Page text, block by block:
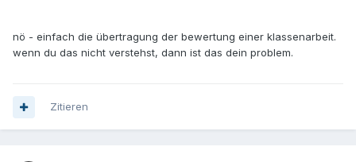
nö - einfach die übertragung der bewertung einer klassenarbeit.
wenn du das nicht verstehst, dann ist das dein problem.
Zitieren